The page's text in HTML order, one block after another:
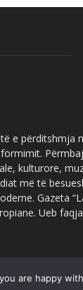
e përditshmja
kulturore,
më të
Gazeta
Ueb
are happy